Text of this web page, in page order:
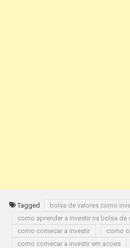
Tagged
bolsa de valores como
como aprender a investir na bolsa de
como comecar a investir
como
como comecar a investir em acoes